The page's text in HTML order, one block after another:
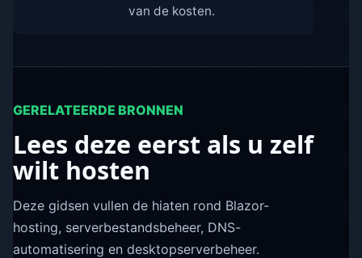
van de kosten.
GERELATEERDE BRONNEN
Lees deze eerst als u zelf
wilt hosten
Deze gidsen vullen de hiaten rond Blazor-
hosting, serverbestandsbeheer, DNS-
automatisering en desktopserverbeheer.